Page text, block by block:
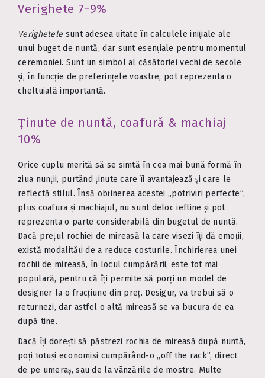
Verighete 7-9%
Verighetele sunt adesea uitate în calculele inițiale ale
unui buget de nuntă, dar sunt esențiale pentru momentul
ceremoniei. Sunt un simbol al căsătoriei vechi de secole
și, în funcție de preferințele voastre, pot reprezenta o
cheltuială importantă.
Ținute de nuntă, coafură & machiaj
10%
Orice cuplu merită să se simtă în cea mai bună formă în
ziua nunții, purtând ținute care îi avantajează și care le
reflectă stilul. Însă obținerea acestei „potriviri perfecte”,
plus coafura și machiajul, nu sunt deloc ieftine și pot
reprezenta o parte considerabilă din bugetul de nuntă.
Dacă prețul rochiei de mireasă la care visezi îți dă emoții,
există modalități de a reduce costurile. Închirierea unei
rochii de mireasă, în locul cumpărării, este tot mai
populară, pentru că îți permite să porți un model de
designer la o fracțiune din preț. Desigur, va trebui să o
returnezi, dar astfel o altă mireasă se va bucura de ea
după tine.
Dacă îți dorești să păstrezi rochia de mireasă după nuntă,
poți totuși economisi cumpărând-o „off the rack”, direct
de pe umeraș, sau de la vânzările de mostre. Multe